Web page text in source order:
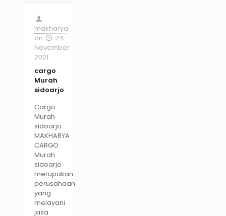
makharya
on
24
November
2021
cargo
Murah
sidoarjo
Cargo
Murah
sidoarjo
MAKHARYA
CARGO
Murah
sidoarjo
merupakan
perusahaan
yang
melayani
jasa